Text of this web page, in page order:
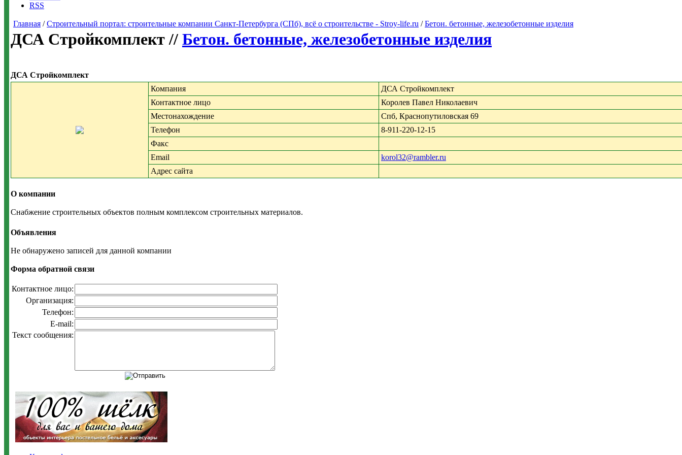
RSS
Главная /Строительный портал: строительные компании Санкт-Петербурга (СПб), всё о строительстве - Stroy-life.ru /Бетон. бетонные, железобетонные изделия
ДСА Стройкомплект // Бетон. бетонные, железобетонные изделия
ДСА Стройкомплект
Компания
ДСА Стройкомплект
Контактное лицо
Королев Павел Николаевич
Местонахождение
Спб, Краснопутиловская 69
Телефон
8-911-220-12-15
Факс
Email
korol32@rambler.ru
Адрес сайта
О компании
Снабжение строительных объектов полным комплексом строительных материалов.
Объявления
Не обнаружено записей для данной компании
Форма обратной связи
Контактное лицо:
Организация:
Телефон:
E-mail:
Текст сообщения: